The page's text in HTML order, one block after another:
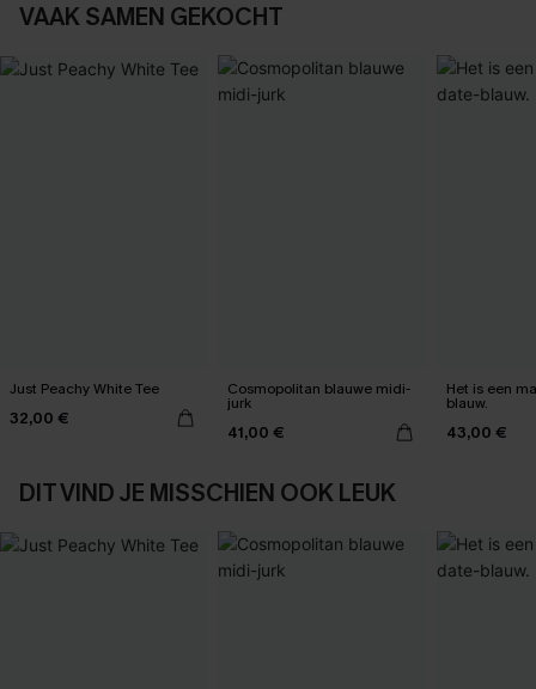
VAAK SAMEN GEKOCHT
Just Peachy White Tee
32,00 €
Cosmopolitan blauwe midi-
jurk
41,00 €
Het is een
blauw.
43,00 €
DIT VIND JE MISSCHIEN OOK LEUK